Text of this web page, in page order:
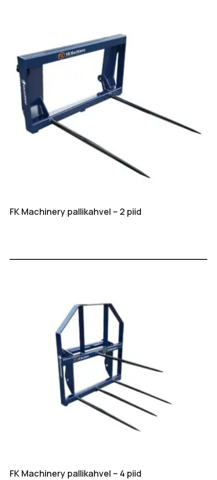
FK Machinery pallikahvel – 2 piid
FK Machinery pallikahvel – 4 piid